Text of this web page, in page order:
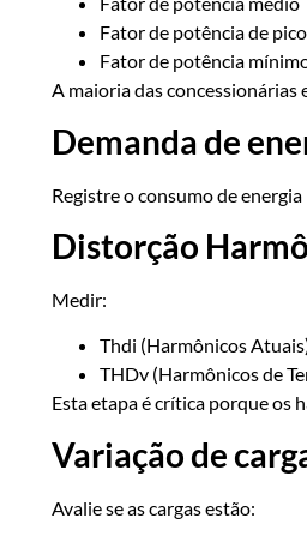
Fator de potência de
Fator de potência
A maioria das concessionárias
Demanda de
Registre o consumo de
Distorção
Medir:
Thdi (Harmônicos
THDv (Harmônicos de
Esta etapa é crítica porque os
Variação de
Avalie se as cargas estão: